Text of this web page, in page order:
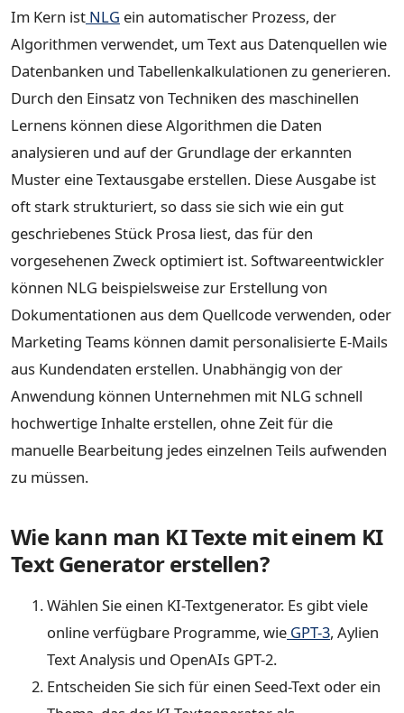
Im Kern ist NLG ein automatischer Prozess, der
Algorithmen verwendet, um Text aus Datenquellen wie
Datenbanken und Tabellenkalkulationen zu generieren.
Durch den Einsatz von Techniken des maschinellen
Lernens können diese Algorithmen die Daten
analysieren und auf der Grundlage der erkannten
Muster eine Textausgabe erstellen. Diese Ausgabe ist
oft stark strukturiert, so dass sie sich wie ein gut
geschriebenes Stück Prosa liest, das für den
vorgesehenen Zweck optimiert ist. Softwareentwickler
können NLG beispielsweise zur Erstellung von
Dokumentationen aus dem Quellcode verwenden, oder
Marketing Teams können damit personalisierte E-Mails
aus Kundendaten erstellen. Unabhängig von der
Anwendung können Unternehmen mit NLG schnell
hochwertige Inhalte erstellen, ohne Zeit für die
manuelle Bearbeitung jedes einzelnen Teils aufwenden
zu müssen.
Wie kann man KI Texte mit einem KI
Text Generator erstellen?
Wählen Sie einen KI-Textgenerator. Es gibt viele
online verfügbare Programme, wie GPT-3, Aylien
Text Analysis und OpenAIs GPT-2.
Entscheiden Sie sich für einen Seed-Text oder ein